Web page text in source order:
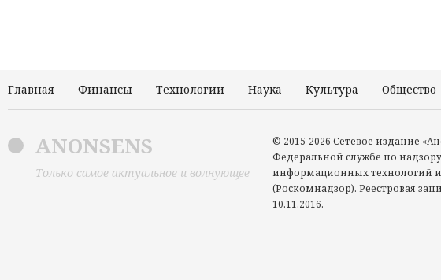
Главная Финансы Технологии Наука Культура Общество
ANONSENS
Только самое актуальное и волнующее
© 2015-2026 Сетевое издание
Федеральной службе по надзору
информационных технологий
(Роскомнадзор). Реестровая
10.11.2016.